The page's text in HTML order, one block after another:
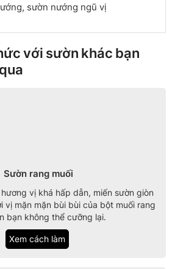
sườn nướng ngũ vị
với sườn khác bạn
Sườn rang muối
vị khá hấp dẫn, miến sườn giòn
vị mặn mặn bùi bùi của bột muối rang
bạn không thể cưỡng lại.
Xem cách làm